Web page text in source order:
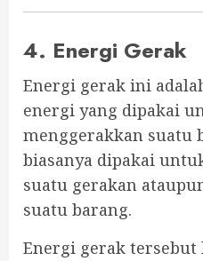
4. Energi Gerak
Energi gerak ini
energi yang dipakai
menggerakkan suatu
biasanya dipakai
suatu gerakan
suatu barang.
Energi gerak